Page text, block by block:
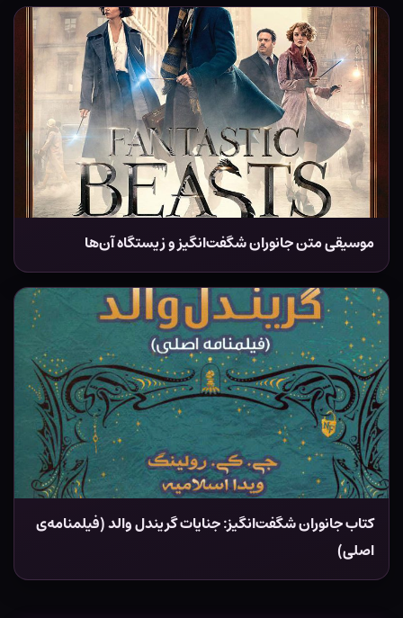
موسیقی متن جانوران شگفت‌انگیز و زیستگاه آن‌ها
کتاب جانوران شگفت‌انگیز: جنایات گریندل والد (فیلمنامه‌ی
اصلی)